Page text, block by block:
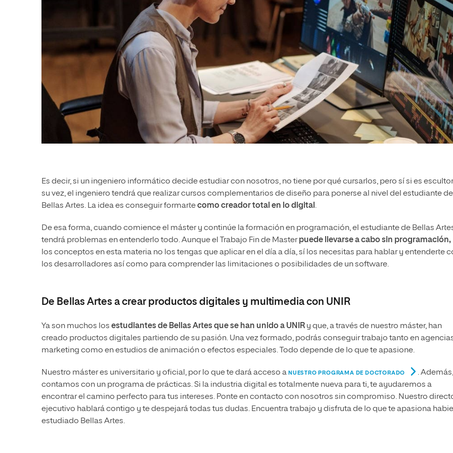
Es decir, si un ingeniero informático decide estudiar con nosotros, no tiene por qué cursarlos, pero sí si es
su vez, el ingeniero tendrá que realizar cursos complementarios de diseño para ponerse al nivel del estudiante de
Bellas Artes. La idea es conseguir formartecomo creador total en lo digital .
De esa forma, cuando comience el máster y continúe la formación en programación, el estudiante de Bellas
tendrá problemas en entenderlo todo. Aunque el Trabajo Fin de Masterpuede llevarse a cabo sin programación,
los conceptos en esta materia no los tengas que aplicar en el día a día, sí los necesitas para hablar y entenderte
los desarrolladores así como para comprender las limitaciones o posibilidades de un software.
De Bellas Artes a crear productos digitales y multimedia con UNIR
Ya son muchos los estudiantes de Bellas Artes que se han unido a UNIR y que, a través de nuestro máster, han
creado productos digitales partiendo de su pasión. Una vez formado, podrás conseguir trabajo tanto en
marketing como en estudios de animación o efectos especiales. Todo depende de lo que te apasione.
Nuestro máster es universitario y oficial, por lo que te dará acceso a NUESTRO PROGRAMA DE DOCTORADO
.
contamos con un programa de prácticas. Si la industria digital es totalmente nueva para ti, te ayudaremos a
encontrar el camino perfecto para tus intereses. Ponte en contacto con nosotros sin compromiso. Nuestro
ejecutivo hablará contigo y te despejará todas tus dudas. Encuentra trabajo y disfruta de lo que te apasiona
estudiado Bellas Artes.